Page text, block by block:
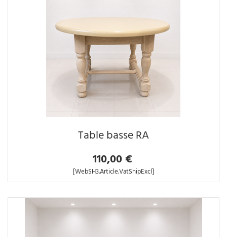
Table basse RA
110,00 €
[WebSH3.Article.VatShipExcl]